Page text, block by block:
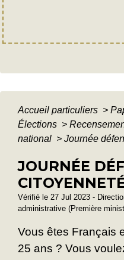
Accueil particuliers >
Élections >
national > Journée
JOURNÉE
Vérifié le 27 Jul 2023 -
administrative (Première
Vous êtes Français
25 ans ? Vous